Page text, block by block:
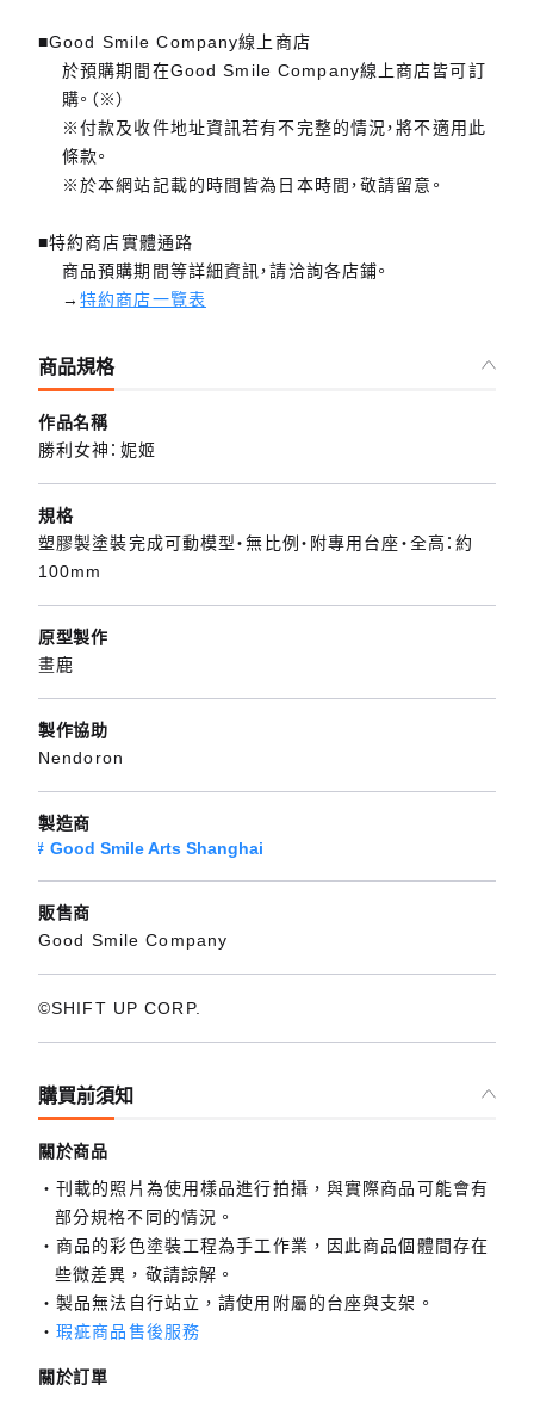
■Good Smile Company線上商店
於預購期間在Good Smile Company線上商店皆可訂
購。（※）
※付款及收件地址資訊若有不完整的情況，將不適用此
條款。
※於本網站記載的時間皆為日本時間，敬請留意。
■特約商店實體通路
商品預購期間等詳細資訊，請洽詢各店鋪。
→特約商店一覽表
商品規格
作品名稱
勝利女神：妮姬
規格
塑膠製塗裝完成可動模型・無比例・附專用台座・全高：約
100mm
原型製作
畫鹿
製作協助
Nendoron
製造商
Good Smile Arts Shanghai
販售商
Good Smile Company
©SHIFT UP CORP.
購買前須知
關於商品
刊載的照片為使用樣品進行拍攝，與實際商品可能會有
部分規格不同的情況。
商品的彩色塗裝工程為手工作業，因此商品個體間存在
些微差異，敬請諒解。
製品無法自行站立，請使用附屬的台座與支架。
瑕疵商品售後服務
關於訂單